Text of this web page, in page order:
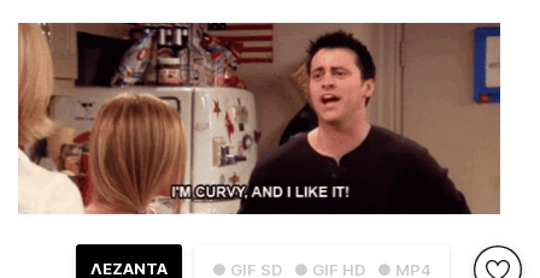
● GIF SD ● GIF HD ● MP4
ΛΕΖΑΝΤΑ